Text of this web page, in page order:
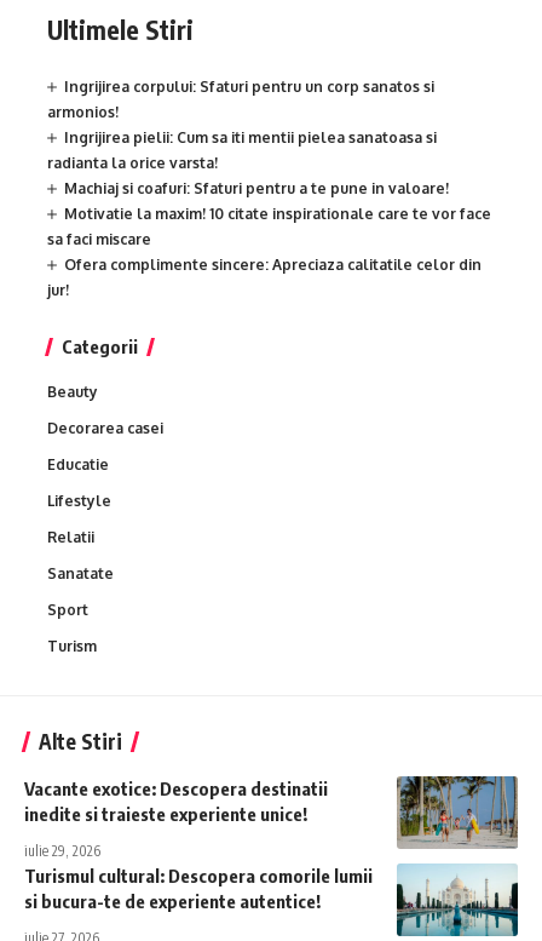
Ultimele Stiri
Ingrijirea corpului: Sfaturi pentru un corp sanatos si
armonios!
Ingrijirea pielii: Cum sa iti mentii pielea sanatoasa si
radianta la orice varsta!
Machiaj si coafuri: Sfaturi pentru a te pune in valoare!
Motivatie la maxim! 10 citate inspirationale care te vor face
sa faci miscare
Ofera complimente sincere: Apreciaza calitatile celor din
jur!
Categorii
Beauty
Decorarea casei
Educatie
Lifestyle
Relatii
Sanatate
Sport
Turism
Alte Stiri
Vacante exotice: Descopera destinatii
inedite si traieste experiente unice!
iulie 29, 2026
Turismul cultural: Descopera comorile lumii
si bucura-te de experiente autentice!